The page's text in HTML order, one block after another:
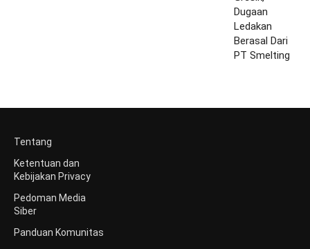
Tentang
Ketentuan dan
Kebijakan Privacy
Pedoman Media
Siber
Panduan Komunitas